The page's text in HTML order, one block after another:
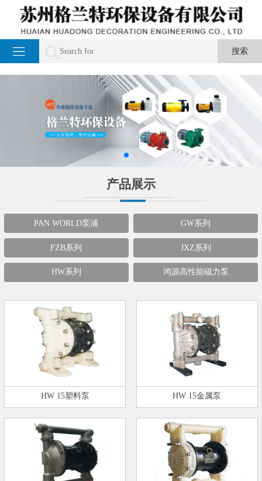
产品展示
PAN WORLD泵浦 GW系列
FZB系列 JXZ系列
HW系列 鸿源高性能磁力泵
HW 15塑料泵 HW 15金属泵